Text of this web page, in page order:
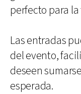
perfecto para
Las entradas
del evento,
deseen
esperada.